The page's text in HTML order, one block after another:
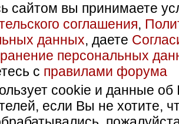
сайтом вы принимаете
соглашения,
данных, даете
персональных
с правилами форума
cookie и данные об
если Вы не хотите,